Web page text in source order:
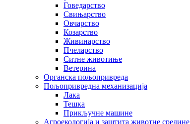
Говедарство
Свињарство
Овчарство
Козарство
Живинарство
Пчеларство
Ситне животиње
Ветерина
Органска пољопривреда
Пољопривредна механизација
Лака
Тешка
Прикључне машине
Агроекологија и заштита животне средине